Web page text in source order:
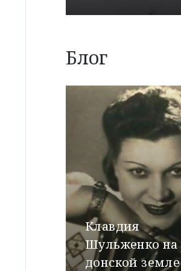
Блог
Клавдия
Шульженко на
донской земле